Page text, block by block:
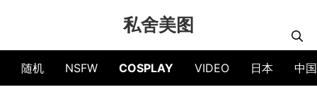
私舍美图
随机 NSFW COSPLAY VIDEO 日本 中国